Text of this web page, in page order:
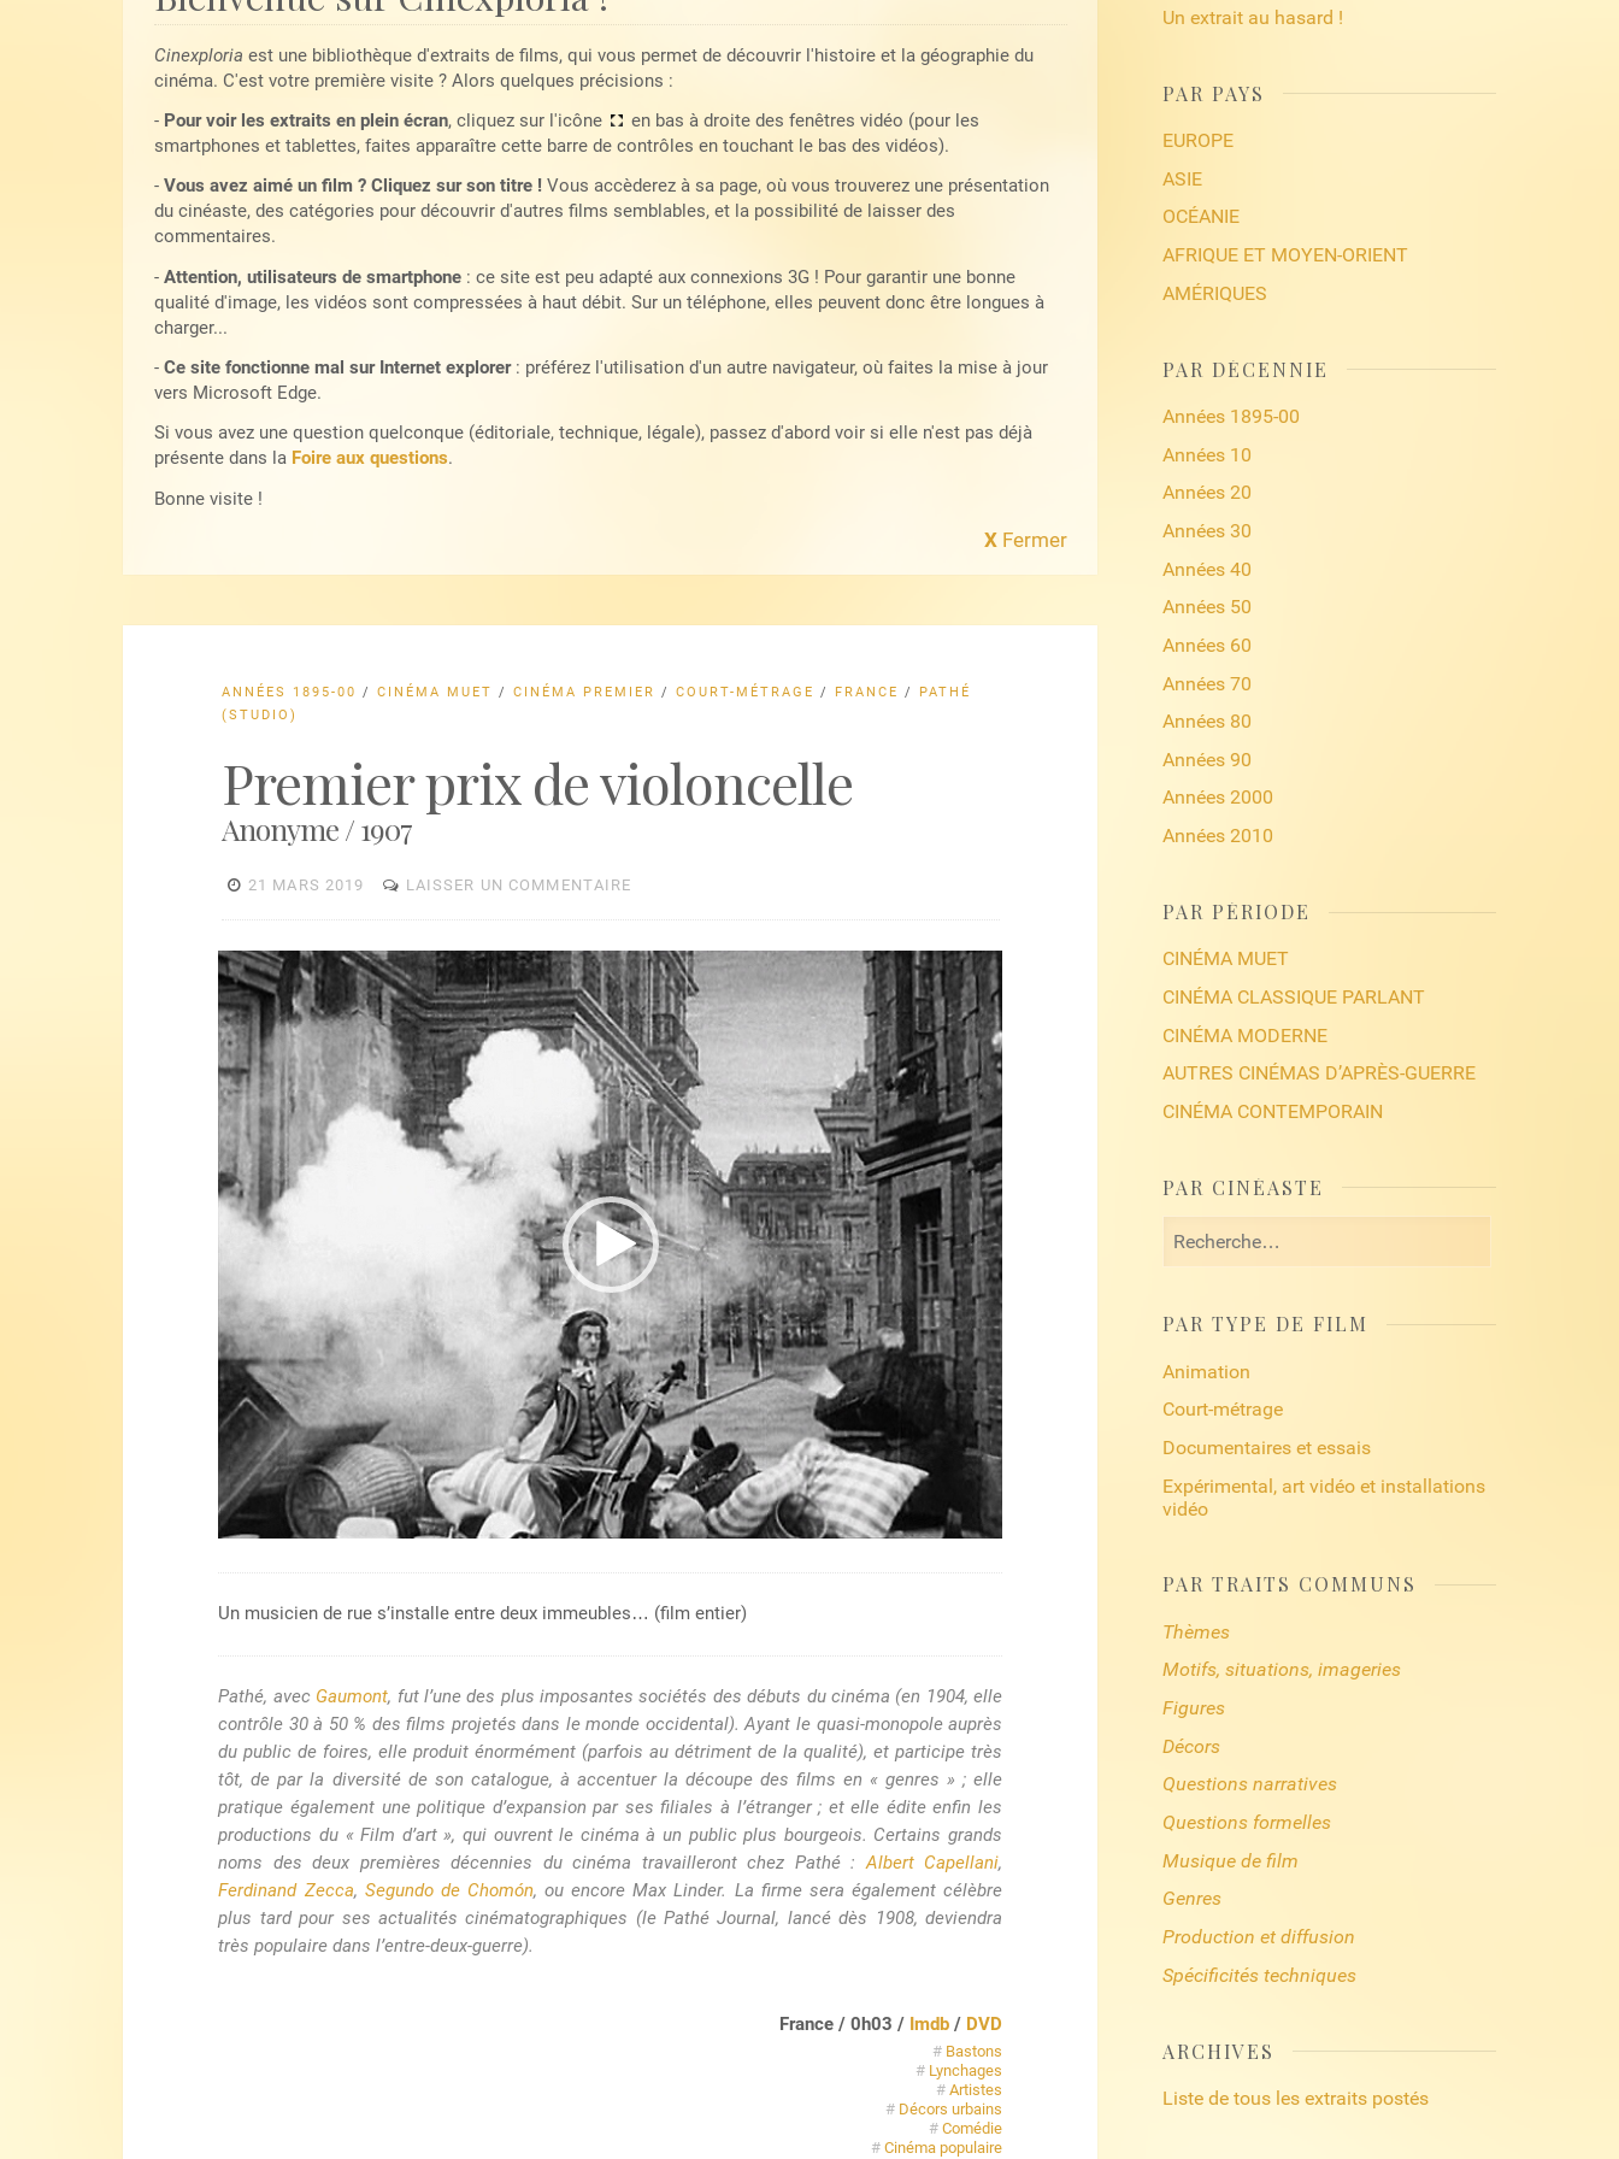
Cinexploria est une bibliothèque d'extraits de films, qui vous permet de découvrir l'histoire et la géographie du
cinéma. C'est votre première visite ? Alors quelques précisions :
- Pour voir les extraits en plein écran, cliquez sur l'icône
en bas à droite des fenêtres vidéo (pour les
smartphones et tablettes, faites apparaître cette barre de contrôles en touchant le bas des vidéos).
- Vous avez aimé un film ? Cliquez sur son titre !Vous accèderez à sa page, où vous trouverez une présentation
du cinéaste, des catégories pour découvrir d'autres films semblables, et la possibilité de laisser des
commentaires.
- Attention, utilisateurs de smartphone : ce site est peu adapté aux connexions 3G ! Pour garantir une bonne
qualité d'image, les vidéos sont compressées à haut débit. Sur un téléphone, elles peuvent donc être longues à
charger...
- Ce site fonctionne mal sur Internet explorer: préférez l'utilisation d'un autre navigateur, où faites la mise à jour
vers Microsoft Edge.
Si vous avez une question quelconque (éditoriale, technique, légale), passez d'abord voir si elle n'est pas déjà
présente dans la Foire aux questions.
Bonne visite !
XFermer
ANNÉES 1895-00 / CINÉMA MUET / CINÉMA PREMIER / COURT-MÉTRAGE / FRANCE / PATHÉ
(STUDIO)
Premier prix de violoncelle
Anonyme / 1907
21 MARS 2019 LAISSER UN COMMENTAIRE
Lecteur
vidéo
Un musicien de rue s’installe entre deux immeubles… (film entier)
Pathé, avec Gaumont, fut l’une des plus imposantes sociétés des débuts du cinéma (en 1904, elle
contrôle 30 à 50 % des films projetés dans le monde occidental). Ayant le quasi-monopole auprès
du public de foires, elle produit énormément (parfois au détriment de la qualité), et participe très
tôt, de par la diversité de son catalogue, à accentuer la découpe des films en « genres » ; elle
pratique également une politique d’expansion par ses filiales à l’étranger ; et elle édite enfin les
productions du « Film d’art », qui ouvrent le cinéma à un public plus bourgeois. Certains grands
noms des deux premières décennies du cinéma travailleront chez Pathé :Albert Capellani,
Ferdinand Zecca, Segundo de Chomón, ou encore Max Linder. La firme sera également célèbre
plus tard pour ses actualités cinématographiques (le Pathé Journal, lancé dès 1908, deviendra
très populaire dans l’entre-deux-guerre).
France / 0h03 / Imdb / DVD
# Bastons
# Lynchages
#Artistes
# Décors urbains
#Comédie
#Cinéma populaire
Un extrait au hasard !
PAR PAYS
EUROPE
ASIE
OCÉANIE
AFRIQUE ET MOYEN-ORIENT
AMÉRIQUES
PAR DÉCENNIE
Années 1895-00
Années 10
Années 20
Années 30
Années 40
Années 50
Années 60
Années 70
Années 80
Années 90
Années 2000
Années 2010
PAR PÉRIODE
CINÉMA MUET
CINÉMA CLASSIQUE PARLANT
CINÉMA MODERNE
AUTRES CINÉMAS D’APRÈS-GUERRE
CINÉMA CONTEMPORAIN
PAR CINÉASTE
PAR TYPE DE FILM
Animation
Court-métrage
Documentaires et essais
Expérimental, art vidéo et installations
vidéo
PAR TRAITS COMMUNS
Thèmes
Motifs, situations, imageries
Figures
Décors
Questions narratives
Questions formelles
Musique de film
Genres
Production et diffusion
Spécificités techniques
ARCHIVES
Liste de tous les extraits postés